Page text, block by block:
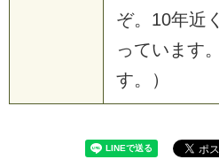
ぞ。10年近
っています
す。）